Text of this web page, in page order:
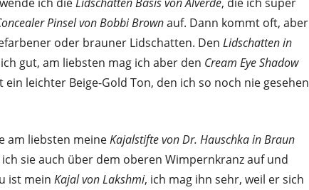
Pinsel von Bobbi Brownauf. Dann kommt oft, aber
oder brauner Lidschatten. Den Lidschatten in
gut, am liebsten mag ich aber den Cream Eye Shadow
ein leichter Beige-Gold Ton, den ich so noch nie gesehen
am liebsten meineKajalstifte von Dr. Hauschka in Braun
sie auch über dem oberen Wimpernkranz auf und
ist mein Kajal von Lakshmi, ich mag ihn sehr, weil er sich